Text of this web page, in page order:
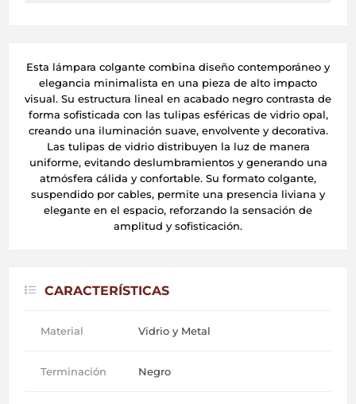
Esta lámpara colgante combina diseño contemporáneo y
elegancia minimalista en una pieza de alto impacto
visual. Su estructura lineal en acabado negro contrasta de
forma sofisticada con las tulipas esféricas de vidrio opal,
creando una iluminación suave, envolvente y decorativa.
Las tulipas de vidrio distribuyen la luz de manera
uniforme, evitando deslumbramientos y generando una
atmósfera cálida y confortable. Su formato colgante,
suspendido por cables, permite una presencia liviana y
elegante en el espacio, reforzando la sensación de
amplitud y sofisticación.
CARACTERÍSTICAS
Material Vidrio y Metal
Terminación Negro